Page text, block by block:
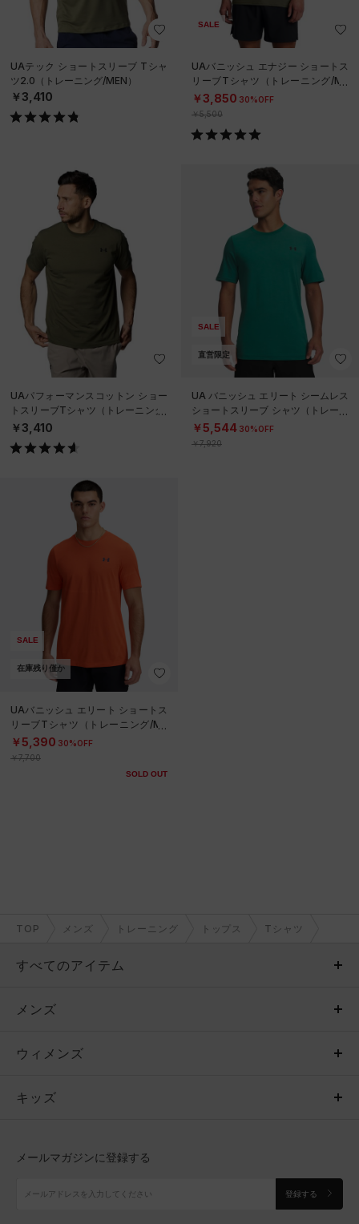
UAテック ショートスリーブ Tシャ
ツ2.0（トレーニング/MEN）
￥3,410
SALE
UAバニッシュ エナジー ショートス
リーブTシャツ（トレーニング/ME
N）
￥3,850 30%OFF
￥5,500
UAパフォーマンスコットン ショー
トスリーブTシャツ（トレーニング/
MEN）
￥3,410
SALE
直営限定
UA バニッシュ エリート シームレス
ショートスリーブ シャツ（トレーニ
ング/MEN）
￥5,544 30%OFF
￥7,920
SALE
在庫残り僅か
UAバニッシュ エリート ショートス
リーブTシャツ（トレーニング/ME
N）
￥5,390 30%OFF
￥7,700
SOLD OUT
TOP メンズ トレーニング トップス Tシャツ
すべてのアイテム
メンズ
ウィメンズ
キッズ
アクセサリー
メンズ
トップス
ボトムス
アクセサリー
ウィメンズ
トップス
シューズ
キッズ
メールマガジンに登録する
登録する